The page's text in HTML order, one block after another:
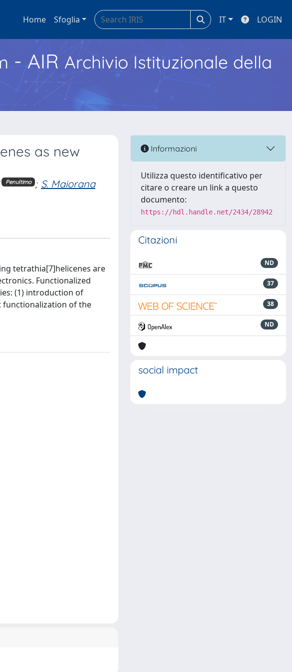
Home Sfoglia IT LOGIN
- AIR Archivio Istituzionale della
as new
Penultimo ; S. Maiorana
tetrathia[7]helicenes are
Functionalized
(1) introduction of
functionalization of the
Informazioni
Utilizza questo identificativo per
citare o creare un link a questo
documento:
https://hdl.handle.net/2434/28942
Citazioni
ND
37
38
ND
social impact